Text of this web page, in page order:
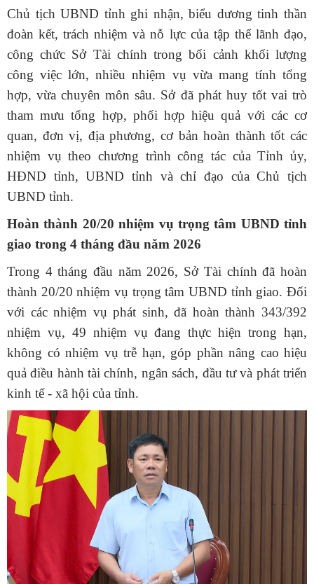
Chủ tịch UBND tỉnh ghi nhận, biểu dương tinh thần
đoàn kết, trách nhiệm và nỗ lực của tập thể lãnh đạo,
công chức Sở Tài chính trong bối cảnh khối lượng
công việc lớn, nhiều nhiệm vụ vừa mang tính tổng
hợp, vừa chuyên môn sâu. Sở đã phát huy tốt vai trò
tham mưu tổng hợp, phối hợp hiệu quả với các cơ
quan, đơn vị, địa phương, cơ bản hoàn thành tốt các
nhiệm vụ theo chương trình công tác của Tỉnh ủy,
HĐND tỉnh, UBND tỉnh và chỉ đạo của Chủ tịch
UBND tỉnh.
Hoàn thành 20/20 nhiệm vụ trọng tâm UBND tỉnh
giao trong 4 tháng đầu năm 2026
Trong 4 tháng đầu năm 2026, Sở Tài chính đã hoàn
thành 20/20 nhiệm vụ trọng tâm UBND tỉnh giao. Đối
với các nhiệm vụ phát sinh, đã hoàn thành 343/392
nhiệm vụ, 49 nhiệm vụ đang thực hiện trong hạn,
không có nhiệm vụ trễ hạn, góp phần nâng cao hiệu
quả điều hành tài chính, ngân sách, đầu tư và phát triển
kinh tế - xã hội của tỉnh.